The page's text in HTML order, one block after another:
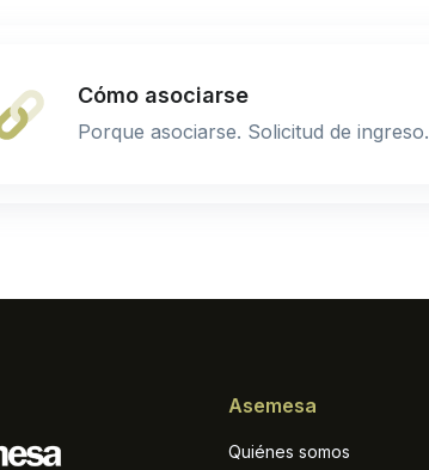
Cómo asociarse
Porque asociarse. Solicitud de ingreso.
Asemesa
Quiénes somos